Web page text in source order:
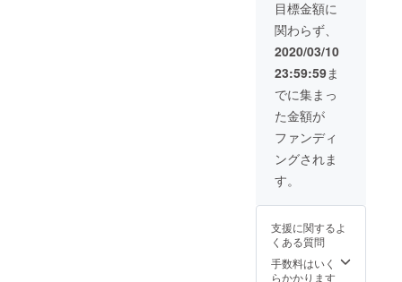
許可申請の仕方
や広報のアドバ
イス、また可能
な限りの出店募
画～運用までの
サポートをしま
す。 （例２）イ
ベント実行委員
長やスタッフが
今までの経験や
実例を元に地方
創生に関わる講
演します。
目標金額に
関わらず、
2020/03/10
23:59:59ま
でに集まっ
た金額が
ファンディ
ングされま
す。
支援に関するよ
くある質問
手数料はいく
らかかります